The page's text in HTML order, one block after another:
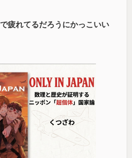
てるだろうにかっこいい